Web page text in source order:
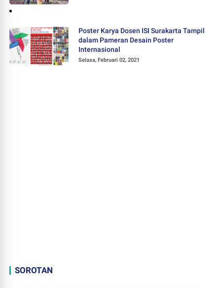
Poster Karya Dosen ISI Surakarta Tampil
dalam Pameran Desain Poster
Internasional
Selasa, Februari 02, 2021
SOROTAN